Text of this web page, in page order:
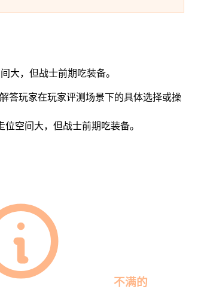
大，但战士前期吃装备。
答玩家在玩家评测场景下的具体选择或操
空间大，但战士前期吃装备。
不满的